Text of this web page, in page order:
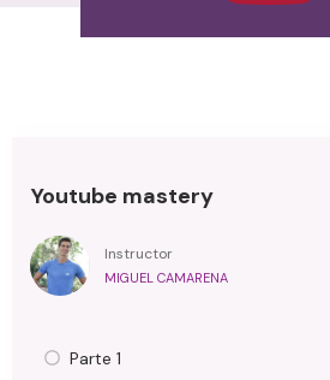
Youtube mastery
Instructor
MIGUEL CAMARENA
Parte 1